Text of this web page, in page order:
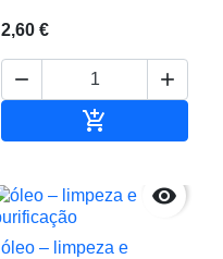
2,60 €
 


óleo – limpeza e